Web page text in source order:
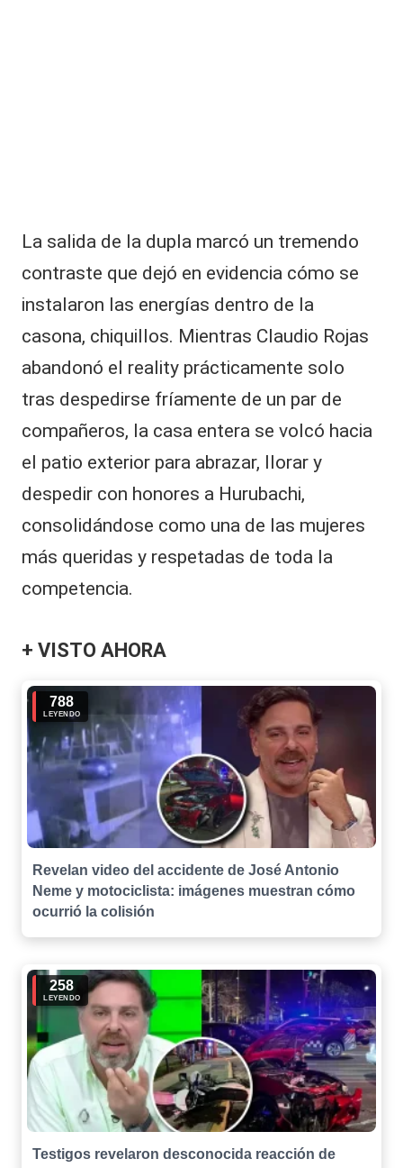
La salida de la dupla marcó un tremendo
contraste que dejó en evidencia cómo se
instalaron las energías dentro de la
casona, chiquillos. Mientras Claudio Rojas
abandonó el reality prácticamente solo
tras despedirse fríamente de un par de
compañeros, la casa entera se volcó hacia
el patio exterior para abrazar, llorar y
despedir con honores a Hurubachi,
consolidándose como una de las mujeres
más queridas y respetadas de toda la
competencia.
+ VISTO AHORA
788
LEYENDO
Revelan video del accidente de José Antonio
Neme y motociclista: imágenes muestran cómo
ocurrió la colisión
258
LEYENDO
Testigos revelaron desconocida reacción de